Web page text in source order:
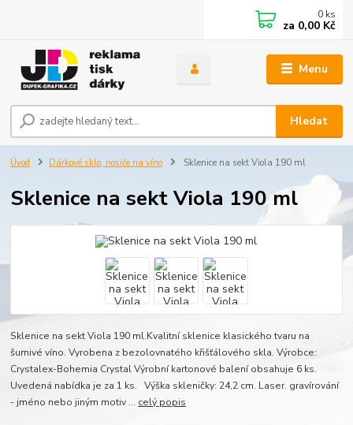
Menu
Hledat
0 ks
za 0,00 Kč
Úvod Dárkové sklo, nosiče na víno Sklenice na sekt Viola 190 ml
Sklenice na sekt Viola 190 ml
Sklenice na sekt Viola 190 ml.Kvalitní sklenice klasického tvaru na
šumivé víno. Vyrobena z bezolovnatého křišťálového skla. Výrobce:
Crystalex-Bohemia Crystal Výrobní kartonové balení obsahuje 6 ks.
Uvedená nabídka je za 1 ks. Výška skleničky: 24,2 cm. Laser. gravírování
- jméno nebo jiným motiv ... celý popis